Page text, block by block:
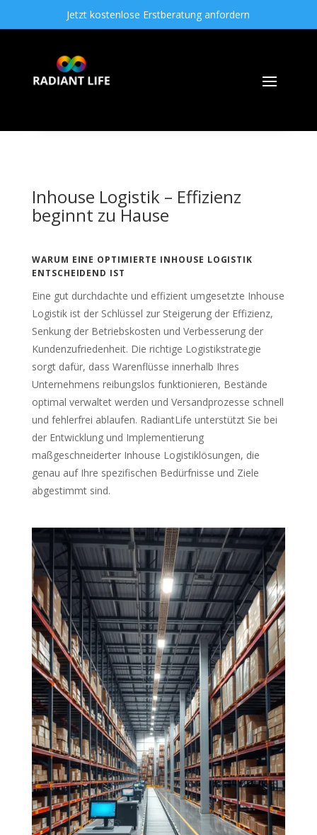
Jetzt kostenlose Erstberatung anfordern
Inhouse Logistik – Effizienz
beginnt zu Hause
WARUM EINE OPTIMIERTE INHOUSE LOGISTIK
ENTSCHEIDEND IST
Eine gut durchdachte und effizient umgesetzte Inhouse
Logistik ist der Schlüssel zur Steigerung der Effizienz,
Senkung der Betriebskosten und Verbesserung der
Kundenzufriedenheit. Die richtige Logistikstrategie
sorgt dafür, dass Warenflüsse innerhalb Ihres
Unternehmens reibungslos funktionieren, Bestände
optimal verwaltet werden und Versandprozesse schnell
und fehlerfrei ablaufen. RadiantLife unterstützt Sie bei
der Entwicklung und Implementierung
maßgeschneiderter Inhouse Logistiklösungen, die
genau auf Ihre spezifischen Bedürfnisse und Ziele
abgestimmt sind.